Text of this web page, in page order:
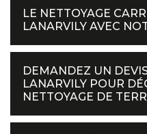
LE NETTOYAGE
LANARVILY AVEC
DEMANDEZ UN
LANARVILY POUR
NETTOYAGE DE